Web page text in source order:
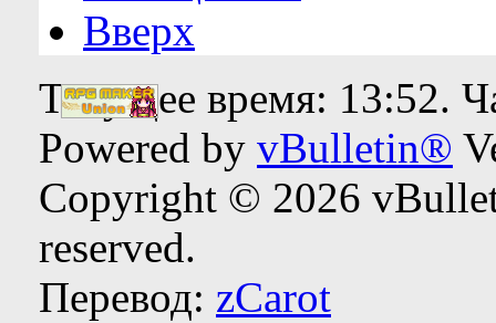
Вверх
Текущее время: 13:52.
Powered by vBulletin®
Copyright © 2026
reserved.
Перевод: zCarot